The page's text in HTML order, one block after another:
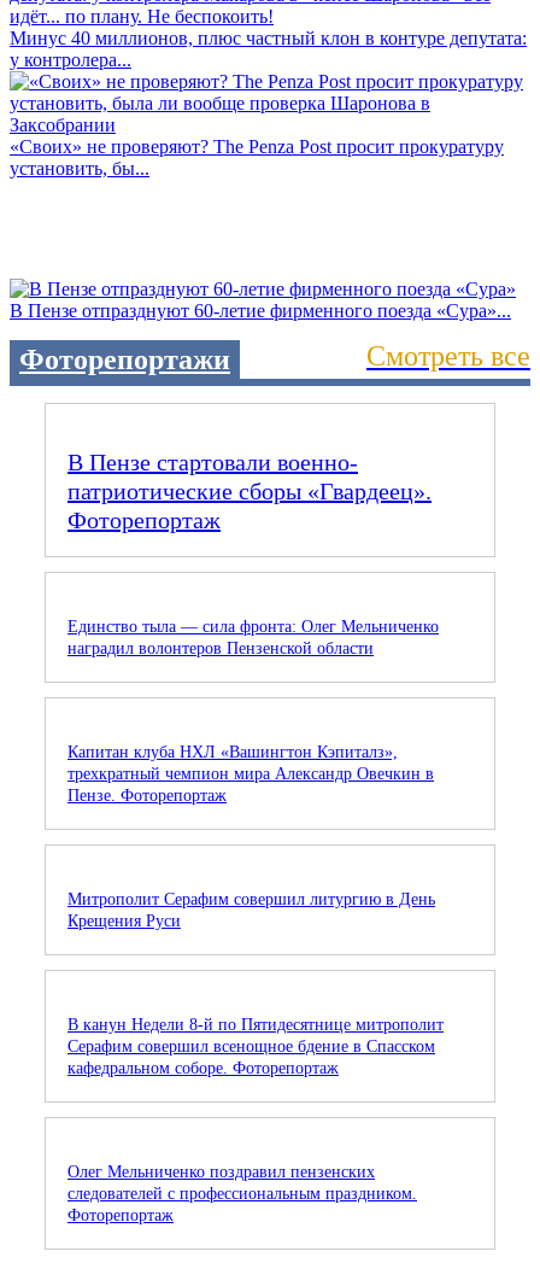
Минус 40 миллионов, плюс частный клон в контуре депутата:
у контролера...
«Своих» не проверяют? The Penza Post просит прокуратуру
установить, бы...
В Пензе отпразднуют 60-летие фирменного поезда «Сура»...
Фоторепортажи Смотреть все
В Пензе стартовали военно-
патриотические сборы «Гвардеец».
Фоторепортаж
Единство тыла — сила фронта: Олег Мельниченко
наградил волонтеров Пензенской области
Капитан клуба НХЛ «Вашингтон Кэпиталз»,
трехкратный чемпион мира Александр Овечкин в
Пензе. Фоторепортаж
Митрополит Серафим совершил литургию в День
Крещения Руси
В канун Недели 8-й по Пятидесятнице митрополит
Серафим совершил всенощное бдение в Спасском
кафедральном соборе. Фоторепортаж
Олег Мельниченко поздравил пензенских
следователей с профессиональным праздником.
Фоторепортаж